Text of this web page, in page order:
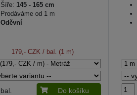
Šíře: 145 - 165 cm
Prodáváme od 1 m
Oděvní
179,- CZK / bal. (1 m)
bal. Do košíku